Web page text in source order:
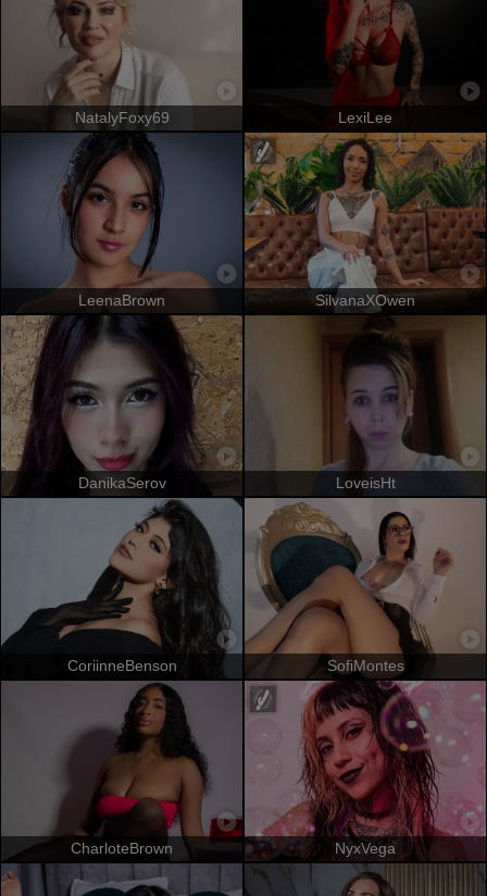
NatalyFoxy69 LexiLee
LeenaBrown SilvanaXOwen
DanikaSerov LoveisHt
CoriinneBenson SofiMontes
CharloteBrown NyxVega